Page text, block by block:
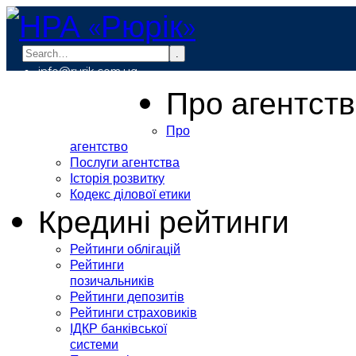
.
info@rurik.com.ua
Про
Про
агентство
Послуги агентства
Історія розвитку
Кодекс ділової етики
Кредині рейтинги
Рейтинги облігацій
Рейтинги
позичальників
Рейтинги депозитів
Рейтинги страховиків
ІДКР банківської
системи